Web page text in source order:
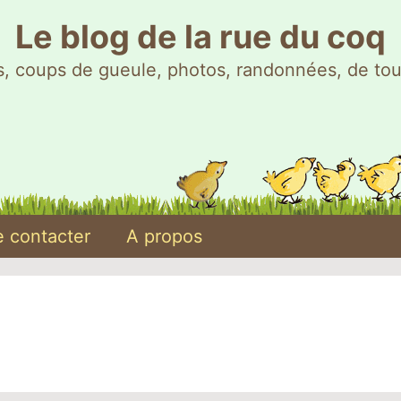
Le blog de la rue du coq
coups de gueule, photos, randonnées, de
contacter A propos